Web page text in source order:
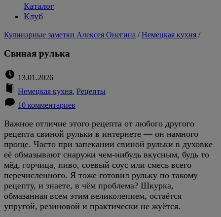
Каталог
Клуб
Кулинарные заметки Алексея Онегина /Немецкая кухня /
Свиная рулька
13.01.2026
Немецкая кухня, Рецепты
10 комментариев
Важное отличие этого рецепта от любого другого
рецепта свиной рульки в интернете — он намного
проще. Часто при запекании свиной рульки в духовке
её обмазывают снаружи чем-нибудь вкусным, будь то
мёд, горчица, пиво, соевый соус или смесь всего
перечисленного. Я тоже готовил рульку по такому
рецепту, и знаете, в чём проблема? Шкурка,
обмазанная всем этим великолепием, остаётся
упругой, резиновой и практически не жуётся.